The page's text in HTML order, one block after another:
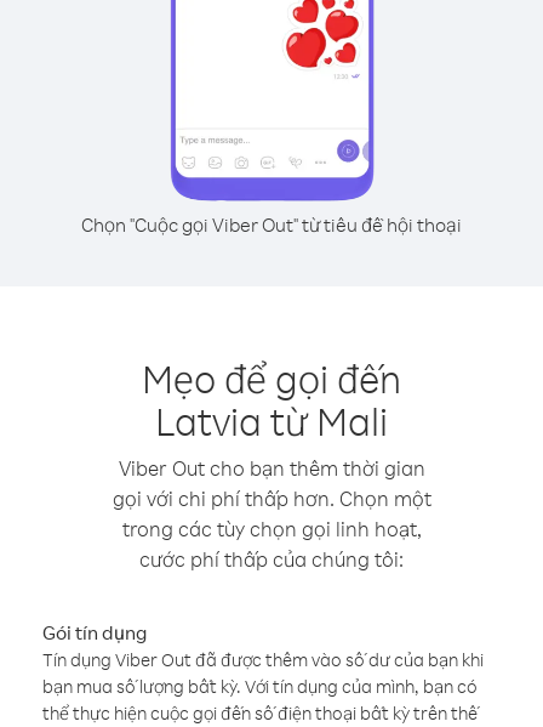
Chọn "Cuộc gọi Viber Out" từ tiêu đề hội thoại
Mẹo để gọi đến
Latvia từ Mali
Viber Out cho bạn thêm thời gian
gọi với chi phí thấp hơn. Chọn một
trong các tùy chọn gọi linh hoạt,
cước phí thấp của chúng tôi:
Gói tín dụng
Tín dụng Viber Out đã được thêm vào số dư của bạn khi
bạn mua số lượng bất kỳ. Với tín dụng của mình, bạn có
thể thực hiện cuộc gọi đến số điện thoại bất kỳ trên thế